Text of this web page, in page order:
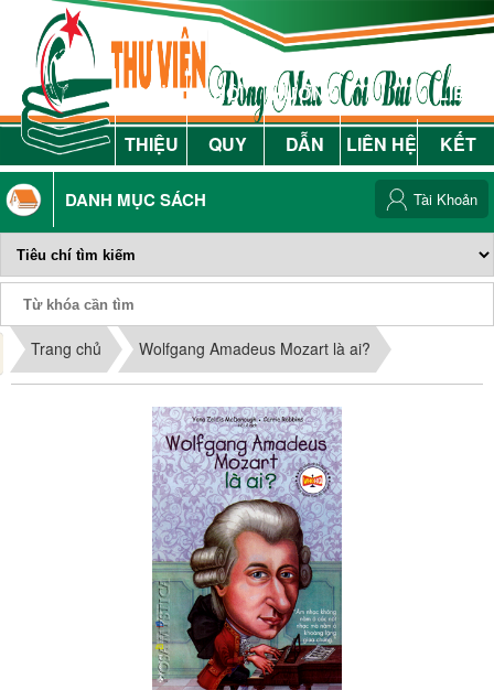
GIỚI
THIỆU
NỘI
QUY
HƯỚNG
DẪN
LIÊN HỆ
LIÊN
KẾT
DANH MỤC SÁCH
Phiếu Sách
Tài Khoản
Trang chủ Wolfgang Amadeus Mozart là ai?